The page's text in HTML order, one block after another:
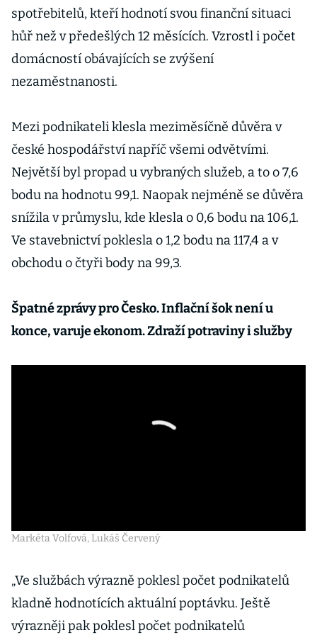
spotřebitelů, kteří hodnotí svou finanční situaci
hůř než v předešlých 12 měsících. Vzrostl i počet
domácností obávajících se zvýšení
nezaměstnanosti.
Mezi podnikateli klesla meziměsíčně důvěra v
české hospodářství napříč všemi odvětvími.
Největší byl propad u vybraných služeb, a to o 7,6
bodu na hodnotu 99,1. Naopak nejméně se důvěra
snížila v průmyslu, kde klesla o 0,6 bodu na 106,1.
Ve stavebnictví poklesla o 1,2 bodu na 117,4 a v
obchodu o čtyři body na 99,3.
Špatné zprávy pro Česko. Inflační šok není u
konce, varuje ekonom. Zdraží potraviny i služby
Markéta Volfová, Lukáš Červený
„Ve službách výrazně poklesl počet podnikatelů
kladně hodnotících aktuální poptávku. Ještě
výrazněji pak poklesl počet podnikatelů